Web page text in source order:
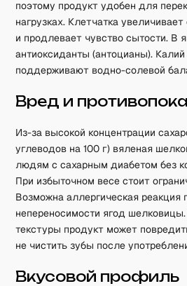
поэтому продукт удобен для
нагрузках. Клетчатка
и продлевает чувство сытости. В
антиоксиданты (антоцианы).
поддерживают водно-солевой
Вред и
Из-за высокой концентрации
углеводов на 100 г) вяленая
людям с сахарным диабетом без
При избыточном весе стоит
Возможна аллергическая реакция
непереносимости ягод
текстуры продукт может
не чистить зубы после
Вкусовой профиль